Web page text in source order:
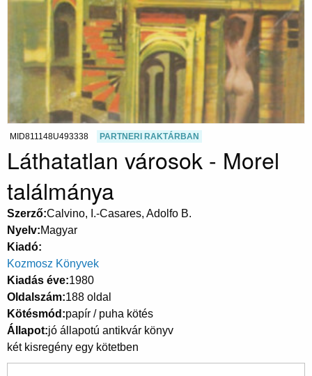
MID811148U493338 PARTNERI RAKTÁRBAN
Láthatatlan városok - Morel
találmánya
Szerző Calvino, I.-Casares, Adolfo B.
Nyelv Magyar
Kiadó
Kozmosz Könyvek
Kiadás éve 1980
Oldalszám 188 oldal
Kötésmód papír / puha kötés
Állapot jó állapotú antikvár könyv
két kisregény egy kötetben